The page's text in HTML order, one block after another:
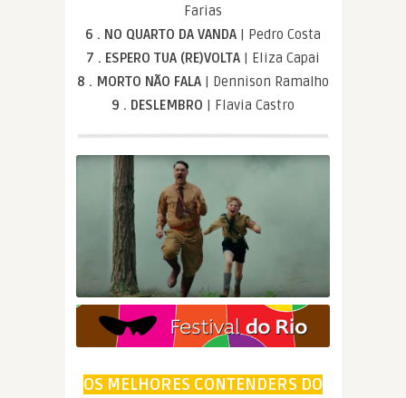
Farias
6 . NO QUARTO DA VANDA | Pedro Costa
7 . ESPERO TUA (RE)VOLTA | Eliza Capai
8 . MORTO NÃO FALA | Dennison Ramalho
9 . DESLEMBRO | Flavia Castro
OS MELHORES CONTENDERS DO